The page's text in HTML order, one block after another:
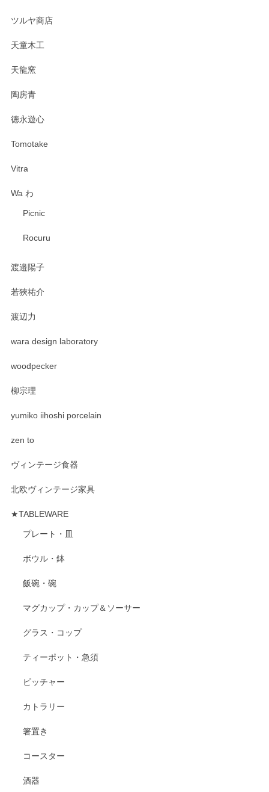
ツルヤ商店
天童木工
天龍窯
陶房青
徳永遊心
Tomotake
Vitra
Wa わ
Picnic
Rocuru
渡邉陽子
若狹祐介
渡辺力
wara design laboratory
woodpecker
柳宗理
yumiko iihoshi porcelain
zen to
ヴィンテージ食器
北欧ヴィンテージ家具
★TABLEWARE
プレート・皿
ボウル・鉢
飯碗・碗
マグカップ・カップ＆ソーサー
グラス・コップ
ティーポット・急須
ピッチャー
カトラリー
箸置き
コースター
酒器